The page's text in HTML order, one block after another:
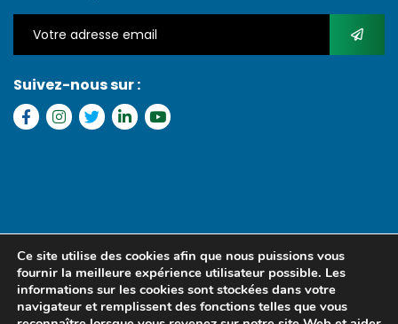
Suivez-nous sur :
MEDIA SENEGAL
Ce site utilise des cookies afin que nous puissions vous
fournir la meilleure expérience utilisateur possible. Les
informations sur les cookies sont stockées dans votre
navigateur et remplissent des fonctions telles que vous